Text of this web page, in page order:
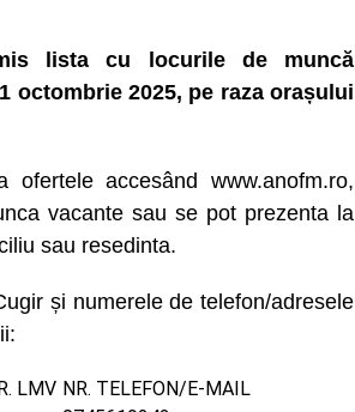
lista cu locurile de muncă
octombrie 2025, pe raza orașului
accesând www.anofm.ro,
vacante sau se pot prezenta la
sau resedinta.
și numerele de telefon/adresele
LMV NR. TELEFON/E-MAIL